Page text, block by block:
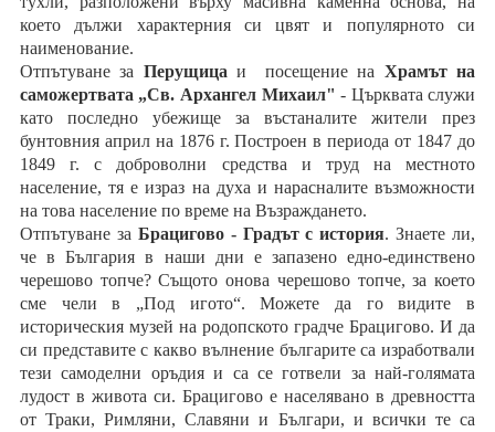
което дължи характерния си цвят и популярното си
наименование.
Отпътуване за Перущица и посещение на Храмът на
саможертвата „Св. Архангел Михаил"- Църквата служи
като последно убежище за въстаналите жители през
бунтовния април на 1876 г. Построен в периода от 1847 до
1849 г. с доброволни средства и труд на местното
население, тя е израз на духа и нарасналите възможности
на това население по време на Възраждането.
Отпътуване за Брацигово - Градът с история. Знаете ли,
че в България в наши дни е запазено едно-единствено
черешово топче? Същото онова черешово топче, за което
сме чели в „Под игото“. Можете да го видите в
историческия музей на родопското градче Брацигово. И да
си представите с какво вълнение българите са изработвали
тези самоделни оръдия и са се готвели за най-голямата
лудост в живота си. Брацигово е населявано в древността
от Траки, Римляни, Славяни и Българи, и всички те са